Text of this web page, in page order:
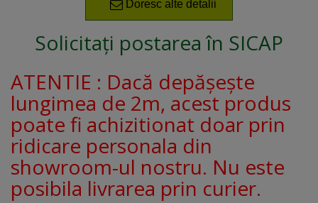
Doresc alte detalii
Solicitați postarea în SICAP
ATENTIE : Dacă depășește
lungimea de 2m, acest produs
poate fi achizitionat doar prin
ridicare personala din
showroom-ul nostru. Nu este
posibila livrarea prin curier.